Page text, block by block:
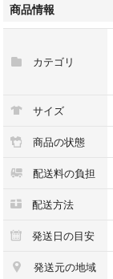
商品情報
カテゴリ
サイズ
商品の状態
配送料の負担
配送方法
発送日の目安
発送元の地域